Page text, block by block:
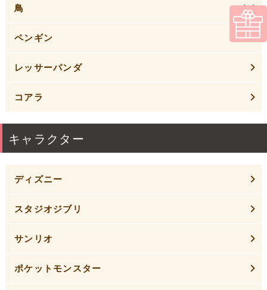
鳥
ペンギン
レッサーパンダ
コアラ
キャラクター
ディズニー
スタジオジブリ
サンリオ
ポケットモンスター